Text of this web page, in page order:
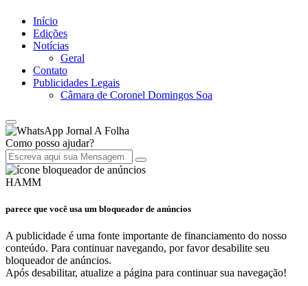
Início
Edições
Notícias
Geral
Contato
Publicidades Legais
Câmara de Coronel Domingos Soa
Jornal A Folha
Como posso ajudar?
HAMM
parece que você usa um bloqueador de anúncios
A publicidade é uma fonte importante de financiamento do nosso
conteúdo. Para continuar navegando, por favor desabilite seu
bloqueador de anúncios.
Após desabilitar, atualize a página para continuar sua navegação!